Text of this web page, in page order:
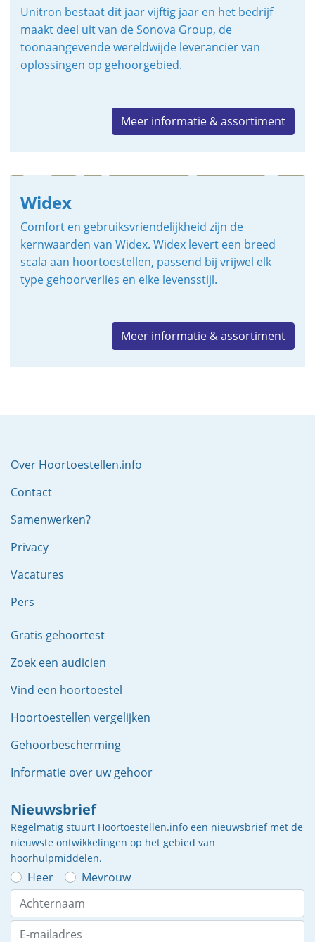
Unitron bestaat dit jaar vijftig jaar en het bedrijf
maakt deel uit van de Sonova Group, de
toonaangevende wereldwijde leverancier van
oplossingen op gehoorgebied.
Meer informatie & assortiment
Widex
Comfort en gebruiksvriendelijkheid zijn de
kernwaarden van Widex. Widex levert een breed
scala aan hoortoestellen, passend bij vrijwel elk
type gehoorverlies en elke levensstijl.
Meer informatie & assortiment
Over Hoortoestellen.info
Contact
Samenwerken?
Privacy
Vacatures
Pers
Gratis gehoortest
Zoek een audicien
Vind een hoortoestel
Hoortoestellen vergelijken
Gehoorbescherming
Informatie over uw gehoor
Nieuwsbrief
Regelmatig stuurt Hoortoestellen.info een nieuwsbrief met de
nieuwste ontwikkelingen op het gebied van
hoorhulpmiddelen.
Heer Mevrouw